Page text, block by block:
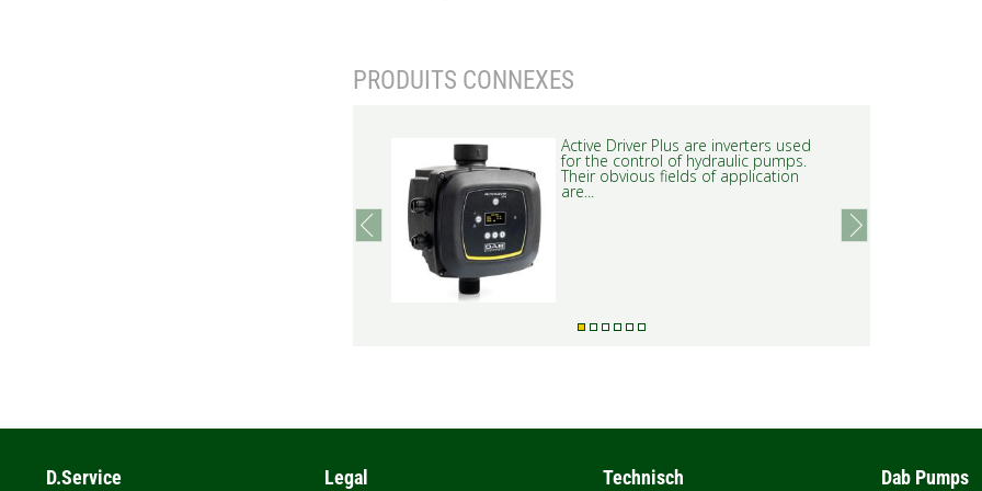
PRODUITS CONNEXES
Active Driver Plus are inverters used
for the control of hydraulic pumps.
Their obvious fields of application
are...
prev next
D.Service Legal Technisch Dab Pumps